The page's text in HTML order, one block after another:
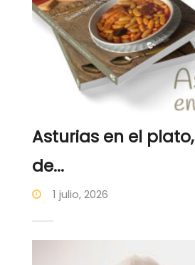
Asturias en el plato,
de...
1 julio, 2026